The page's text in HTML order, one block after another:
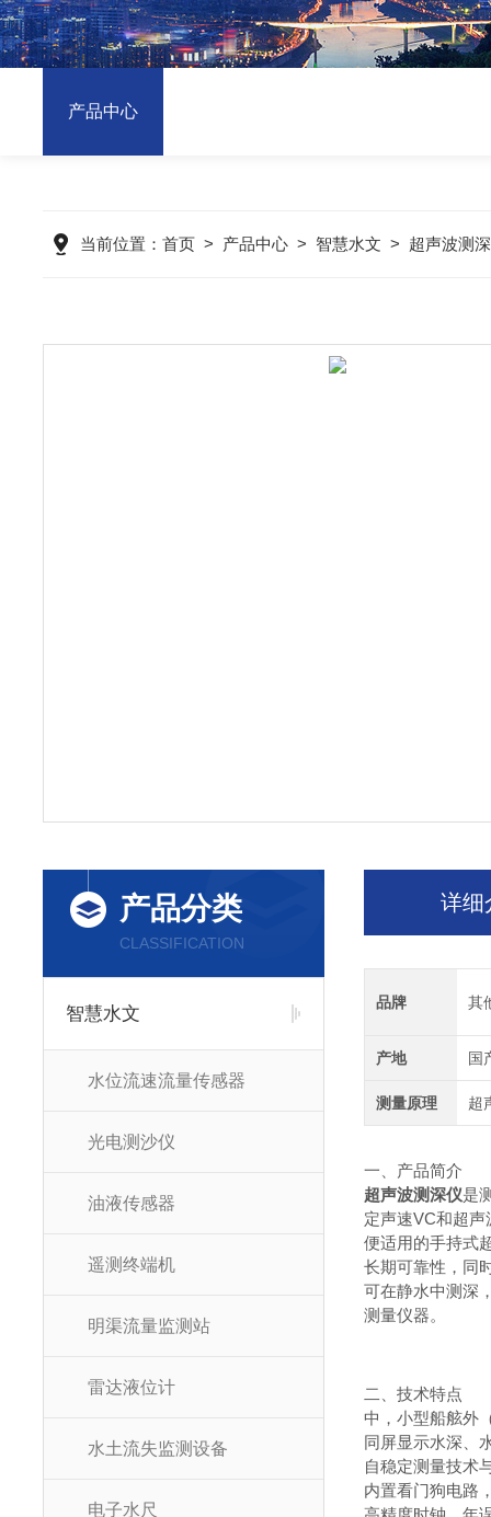
产品中心
当前位置： 首页 > 产品中心 > 智慧水文 > 超声波测
产品分类
CLASSIFICATION
智慧水文
水位流速流量传感器
光电测沙仪
油液传感器
遥测终端机
明渠流量监测站
雷达液位计
水土流失监测设备
电子水尺
详细
品牌 其
产地 国
测量原理 超
一、产品简介
超声波测深仪是
定声速VC和超
便适用的手持式
长期可靠性，同
可在静水中测深
测量仪器。
二、技术特点
中，小型船舷外
同屏显示水深、
自稳定测量技术
内置看门狗电路